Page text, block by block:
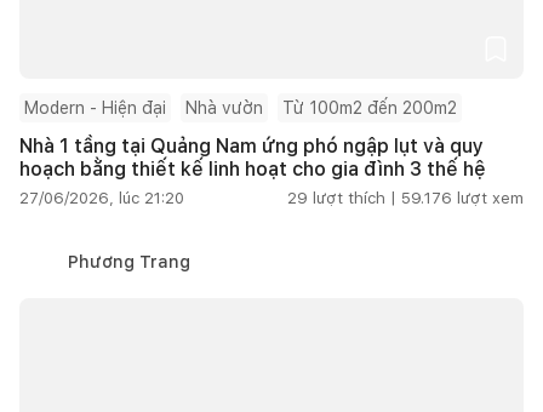
Modern - Hiện đại Nhà vườn Từ 100m2 đến 200m2
Nhà 1 tầng tại Quảng Nam ứng phó ngập lụt và quy
hoạch bằng thiết kế linh hoạt cho gia đình 3 thế hệ
27/06/2026, lúc 21:20 29 lượt thích | 59.176 lượt xem
Phương Trang